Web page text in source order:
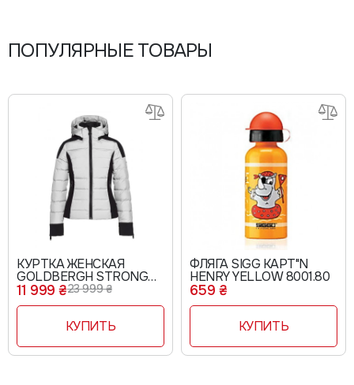
ПОПУЛЯРНЫЕ ТОВАРЫ
КУРТКА ЖЕНСКАЯ
GOLDBERGH STRONG
WHITE GB00210214
11 999 ₴23 999 ₴
КУПИТЬ
ФЛЯГА SIGG KAPT"N
HENRY YELLOW 8001.80
659 ₴
КУПИТЬ